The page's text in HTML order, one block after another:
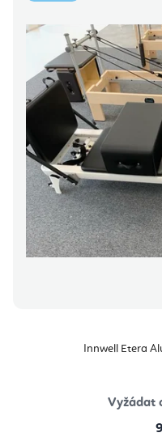
Innwell Etera
Vyžádat